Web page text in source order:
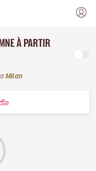
À PARTIR
Milan